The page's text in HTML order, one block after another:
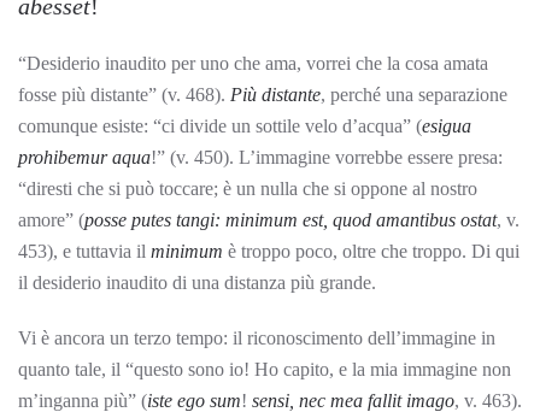
abesset!
“Desiderio inaudito per uno che ama, vorrei che la cosa amata
fosse più distante” (v. 468). Più distante, perché una separazione
comunque esiste: “ci divide un sottile velo d’acqua” (esigua
prohibemur aqua!” (v. 450). L’immagine vorrebbe essere presa:
“diresti che si può toccare; è un nulla che si oppone al nostro
amore” (posse putes tangi: minimum est, quod amantibus ostat, v.
453), e tuttavia il minimum è troppo poco, oltre che troppo. Di qui
il desiderio inaudito di una distanza più grande.
Vi è ancora un terzo tempo: il riconoscimento dell’immagine in
quanto tale, il “questo sono io! Ho capito, e la mia immagine non
m’inganna più” (iste ego sum! sensi, nec mea fallit imago, v. 463).